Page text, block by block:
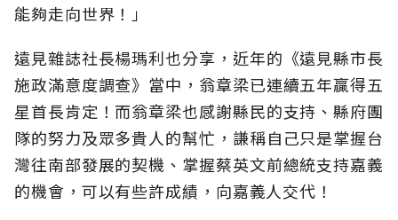
能夠走向世界！」
遠見雜誌社長楊瑪利也分享，近年的《遠見縣市長
施政滿意度調查》當中，翁章梁已連續五年贏得五
星首長肯定！而翁章梁也感謝縣民的支持、縣府團
隊的努力及眾多貴人的幫忙，謙稱自己只是掌握台
灣往南部發展的契機、掌握蔡英文前總統支持嘉義
的機會，可以有些許成績，向嘉義人交代！